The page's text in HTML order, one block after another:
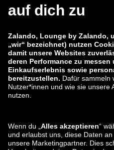
zalando-lounge.lv
Sie finden uns
auch bei